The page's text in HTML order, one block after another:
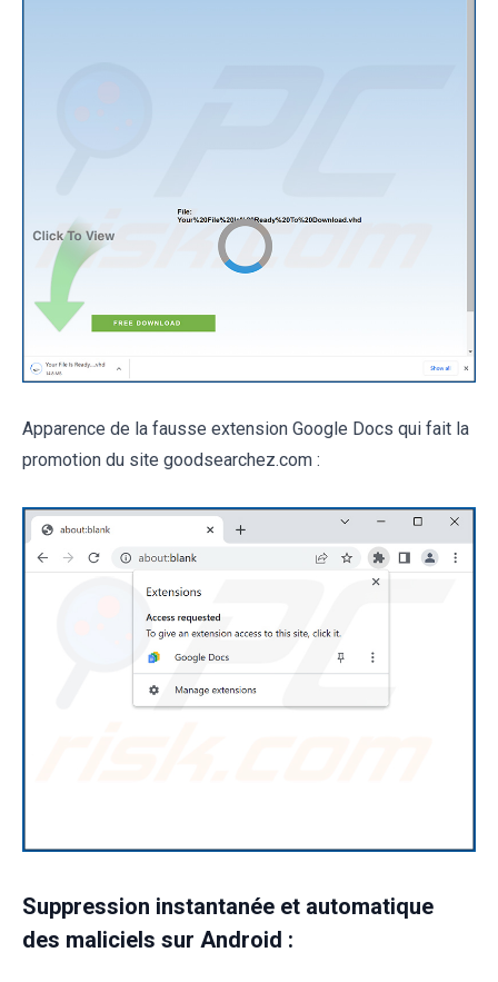
Apparence de la fausse extension Google Docs qui fait la
promotion du site goodsearchez.com :
Suppression instantanée et automatique
des maliciels sur Android :